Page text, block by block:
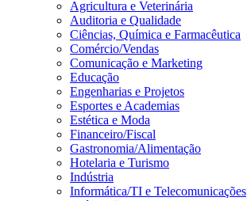
Agricultura e Veterinária
Auditoria e Qualidade
Ciências, Química e Farmacêutica
Comércio/Vendas
Comunicação e Marketing
Educação
Engenharias e Projetos
Esportes e Academias
Estética e Moda
Financeiro/Fiscal
Gastronomia/Alimentação
Hotelaria e Turismo
Indústria
Informática/TI e Telecomunicações